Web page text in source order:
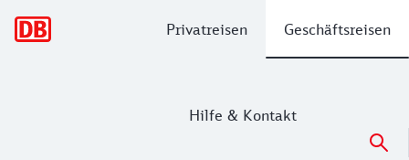
Privatreisen Geschäftsreisen
Hilfe & Kontakt